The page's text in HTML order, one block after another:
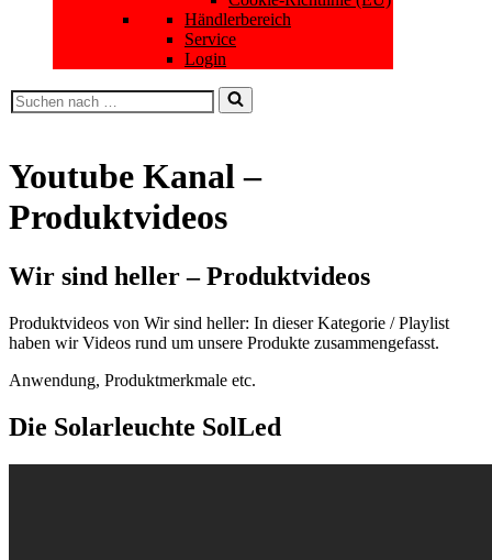
Händlerbereich
Service
Login
Suchen
nach …
Youtube Kanal –
Produktvideos
Wir sind heller – Produktvideos
Produktvideos von Wir sind heller: In dieser Kategorie / Playlist
haben wir Videos rund um unsere Produkte zusammengefasst.
Anwendung, Produktmerkmale etc.
Die Solarleuchte SolLed